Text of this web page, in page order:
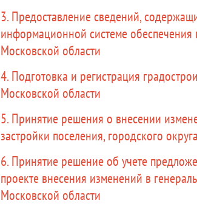
3. Предоставление сведений,
информационной системе обеспечения
Московской области
4. Подготовка и регистрация
Московской области
5. Принятие решения о внесении
застройки поселения, городского
6. Принятие решение об учете
проекте внесения изменений в
Московской области